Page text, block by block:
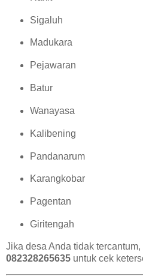
Sigaluh
Madukara
Pejawaran
Batur
Wanayasa
Kalibening
Pandanarum
Karangkobar
Pagentan
Giritengah
Jika desa Anda tidak
082328265635 untuk cek